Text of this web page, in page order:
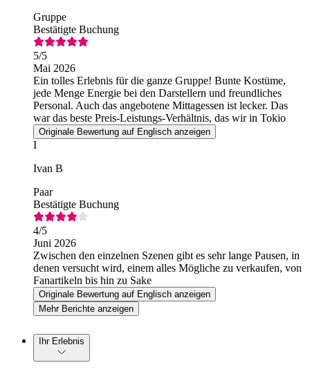
Gruppe
Bestätigte Buchung
5/5
Mai 2026
Ein tolles Erlebnis für die ganze Gruppe! Bunte Kostüme,
jede Menge Energie bei den Darstellern und freundliches
Personal. Auch das angebotene Mittagessen ist lecker. Das
war das beste Preis-Leistungs-Verhältnis, das wir in Tokio
gefunden haben.
Originale Bewertung auf Englisch anzeigen
I
Ivan B
Paar
Bestätigte Buchung
4/5
Juni 2026
Zwischen den einzelnen Szenen gibt es sehr lange Pausen, in
denen versucht wird, einem alles Mögliche zu verkaufen, von
Fanartikeln bis hin zu Sake
Originale Bewertung auf Englisch anzeigen
Mehr Berichte anzeigen
Ihr Erlebnis